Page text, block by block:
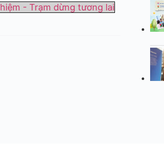
- Trạm dừng tương lai